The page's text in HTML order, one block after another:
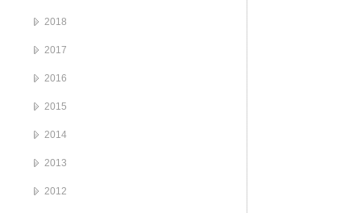
2018
2017
2016
2015
2014
2013
2012